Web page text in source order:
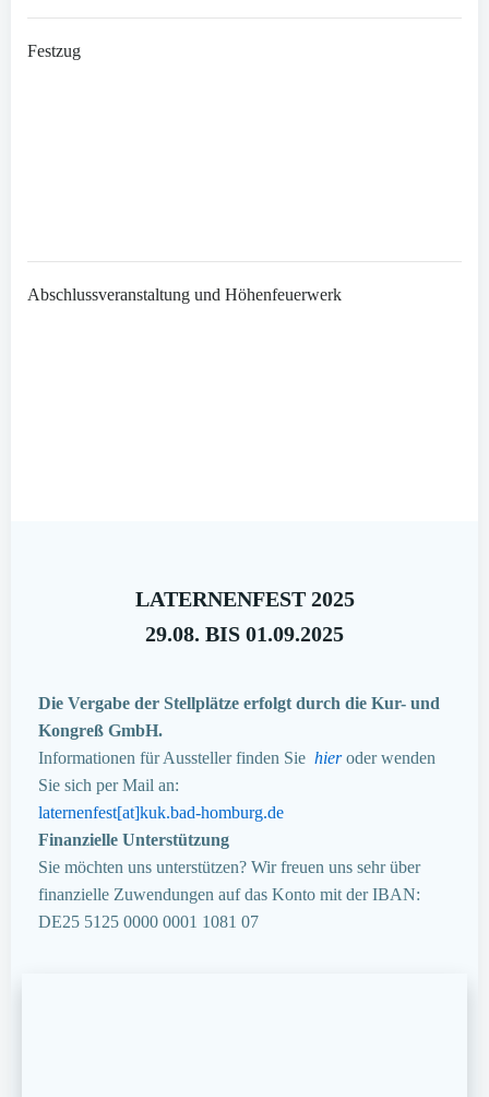
Festzug
Abschlussveranstaltung und Höhenfeuerwerk
LATERNENFEST 2025
29.08. BIS 01.09.2025
Die Vergabe der Stellplätze erfolgt durch die Kur- und
Kongreß GmbH.
Informationen für Aussteller finden Sie hieroder wenden
Sie sich per Mail an:
laternenfest[at]kuk.bad-homburg.de
Finanzielle Unterstützung
Sie möchten uns unterstützen? Wir freuen uns sehr über
finanzielle Zuwendungen auf das Konto mit der IBAN:
DE25 5125 0000 0001 1081 07